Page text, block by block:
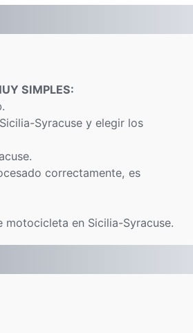
SIMPLES:
Syracuse y elegir los
correctamente, es
en Sicilia-Syracuse.